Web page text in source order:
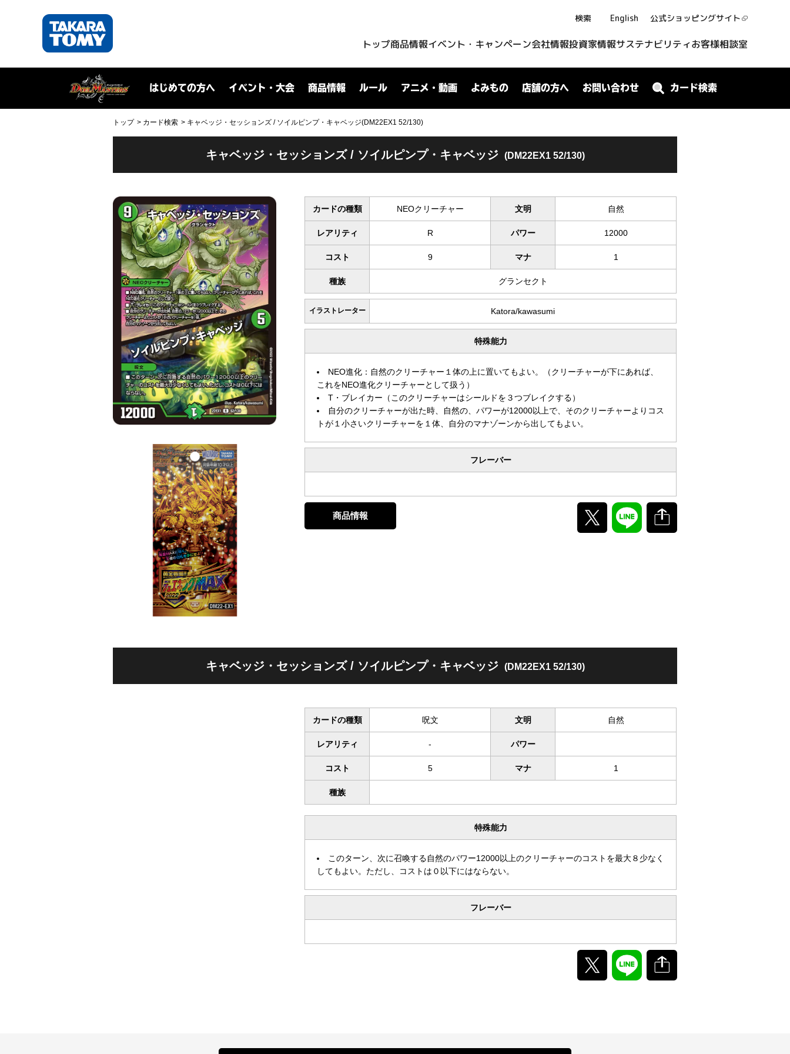
検索 English 公式ショッピングサイト
トップ商品情報イベント・キャンペーン会社情報投資家情報サステナビリティお客様相談室
はじめての方へ イベント・大会 商品情報 ルール アニメ・動画 よみもの 店舗の方へ お問い合わせ カード検索
トップ カード検索 キャベッジ・セッションズ / ソイルピンプ・キャベッジ(DM22EX1 52/130)
キャベッジ・セッションズ / ソイルピンプ・キャベッジ (DM22EX1 52/130)
カードの種類 NEOクリーチャー 文明 自然
レアリティ R パワー 12000
コスト 9 マナ 1
種族 グランセクト
イラストレーター Katora/kawasumi
特殊能力
NEO進化：自然のクリーチャー１体の上に置いてもよい。（クリーチャーが下にあれば、
これをNEO進化クリーチャーとして扱う）
T・ブレイカー（このクリーチャーはシールドを３つブレイクする）
自分のクリーチャーが出た時、自然の、パワーが12000以上で、そのクリーチャーよりコス
トが１小さいクリーチャーを１体、自分のマナゾーンから出してもよい。
フレーバー
商品情報
キャベッジ・セッションズ / ソイルピンプ・キャベッジ (DM22EX1 52/130)
カードの種類 呪文 文明 自然
レアリティ - パワー
コスト 5 マナ 1
種族
特殊能力
このターン、次に召喚する自然のパワー12000以上のクリーチャーのコストを最大８少なく
してもよい。ただし、コストは０以下にはならない。
フレーバー